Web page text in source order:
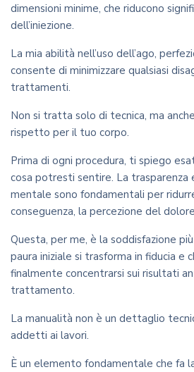
dimensioni minime, che riducono
dell’iniezione.
La mia abilità nell’uso dell’ago,
consente di minimizzare qualsiasi
trattamenti.
Non si tratta solo di tecnica, ma
rispetto per il tuo corpo.
Prima di ogni procedura, ti spiego
cosa potresti sentire. La trasparenza
mentale sono fondamentali per
conseguenza, la percezione del
Questa, per me, è la soddisfazione
paura iniziale si trasforma in fiducia e
finalmente concentrarsi sui risultati
trattamento.
La manualità non è un dettaglio
addetti ai lavori.
È un elemento fondamentale che fa